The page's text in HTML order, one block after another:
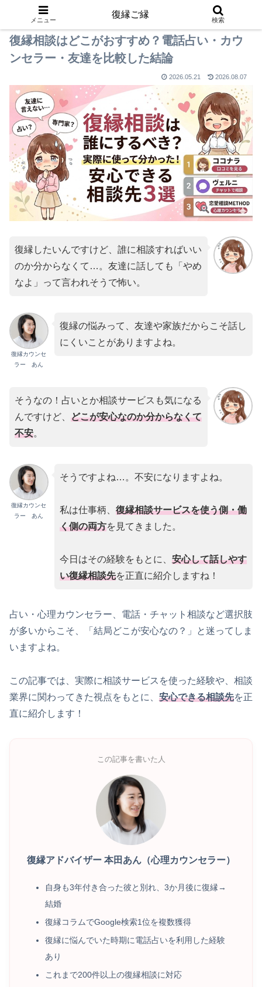
復縁相談はどこがおすすめ？電話占い・カウ
ンセラー・友達を比較した結論
2026.05.21 2026.08.07
復縁したいんですけど、誰に相談すればいい
のか分からなくて…。友達に話しても「やめ
なよ」って言われそうで怖い。
復縁カウンセ
ラー あん
復縁の悩みって、友達や家族だからこそ話し
にくいことがありますよね。
そうなの！占いとか相談サービスも気になる
んですけど、 どこが安心なのか分からなくて
不安。
復縁カウンセ
ラー あん
そうですよね…。不安になりますよね。
私は仕事柄、 復縁相談サービスを使う側・働
く側の両方を見てきました。
今日はその経験をもとに、 安心して話しやす
い復縁相談先を正直に紹介しますね！
占い・心理カウンセラー、電話・チャット相談など選択肢
が多いからこそ、「結局どこが安心なの？」と迷ってしま
いますよね。
この記事では、実際に相談サービスを使った経験や、相談
業界に関わってきた視点をもとに、 安心できる相談先を正
直に紹介します！
この記事を書いた人
復縁アドバイザー 本田あん（心理カウンセラー）
自身も3年付き合った彼と別れ、3か月後に復縁→
結婚
復縁コラムでGoogle検索1位を複数獲得
復縁に悩んでいた時期に電話占いを利用した経験
あり
これまで200件以上の復縁相談に対応
メニュー
復縁ご縁
検索